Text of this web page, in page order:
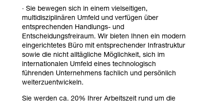
· Sie bewegen sich in einem vielseitigen,
multidisziplinären Umfeld und verfügen über
entsprechenden Handlungs- und
Entscheidungsfreiraum. Wir bieten Ihnen ein modern
eingerichtetes Büro mit entsprechender Infrastruktur
sowie die nicht alltägliche Möglichkeit, sich im
internationalen Umfeld eines technologisch
führenden Unternehmens fachlich und persönlich
weiterzuentwickeln.
Sie werden ca. 20% Ihrer Arbeitszeit rund um die